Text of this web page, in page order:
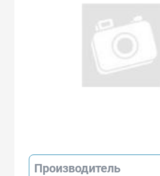
Производитель